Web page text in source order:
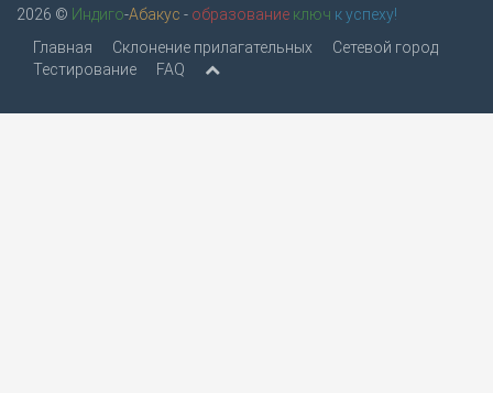
2026 © Индиго-Абакус - образование ключ к успеху!
Главная
Склонение прилагательных
Сетевой город
Тестирование
FAQ